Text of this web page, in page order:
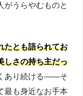
がうらやむものと
たとも語られてお
しさの持ち主だっ
あり続ける——そ
最も身近なお手本